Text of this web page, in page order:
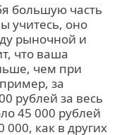
большую часть
учитесь, оно
рыночной и
что ваша
чем при
за
рублей за весь
45 000 рублей
000, как в других